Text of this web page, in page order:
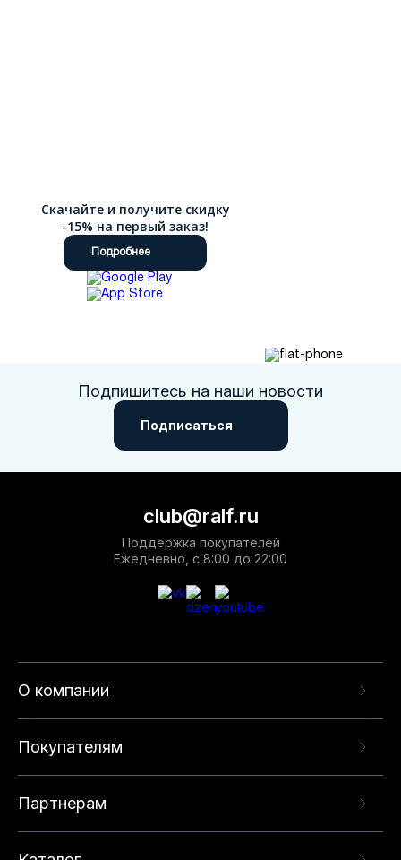
Скачайте и получите скидку
-15% на первый заказ!
Подробнее
Подпишитесь на наши новости
Подписаться
О компании
Покупателям
Партнерам
club@ralf.ru
Поддержка покупателей
Ежедневно, с 8:00 до 22:00